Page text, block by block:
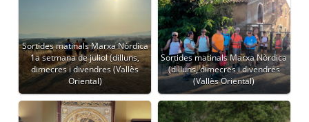
Sortides matinals Marxa Nòrdica
1a setmana de juliol (dilluns,
dimecres i divendres (Vallès
Oriental)
Sortides matinals Marxa Nòrdica
(dilluns, dimecres i divendres
(Vallès Oriental)